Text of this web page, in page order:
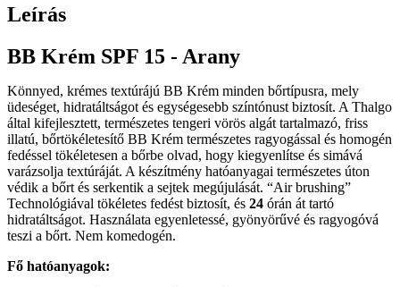
Leírás
BB Krém SPF 15 ‐ Arany
Könnyed, krémes textúrájú BB Krém minden bőrtípusra, mely
üdeséget, hidratáltságot és egységesebb színtónust biztosít. A Thalgo
által kifejlesztett, természetes tengeri vörös algát tartalmazó, friss
illatú, bőrtökéletesítő BB Krém természetes ragyogással és homogén
fedéssel tökéletesen a bőrbe olvad, hogy kiegyenlítse és simává
varázsolja textúráját. A készítmény hatóanyagai természetes úton
védik a bőrt és serkentik a sejtek megújulását. “Air brushing”
Technológiával tökéletes fedést biztosít, és 24 órán át tartó
hidratáltságot. Használata egyenletessé, gyönyörűvé és ragyogóvá
teszi a bőrt. Nem komedogén.
Fő hatóanyagok: